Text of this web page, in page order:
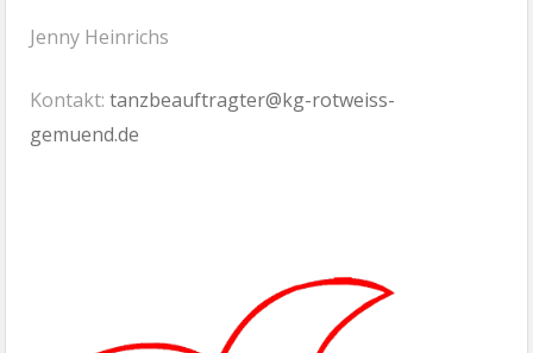
Jenny Heinrichs
Kontakt:tanzbeauftragter@kg-rotweiss-
gemuend.de